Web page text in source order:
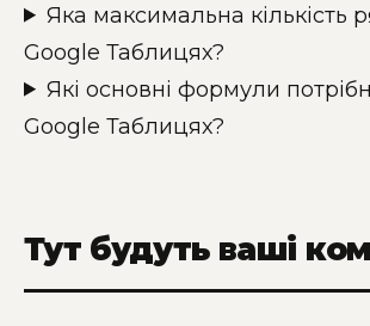
Яка максимальна кількість
Google Таблицях?
Які основні формули
Google Таблицях?
Тут будуть ваші